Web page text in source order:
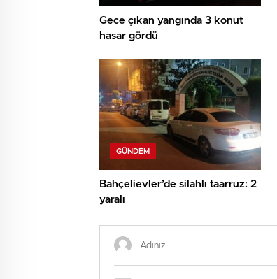
Gece çıkan yangında 3 konut
hasar gördü
GÜNDEM
Bahçelievler’de silahlı taarruz: 2
yaralı